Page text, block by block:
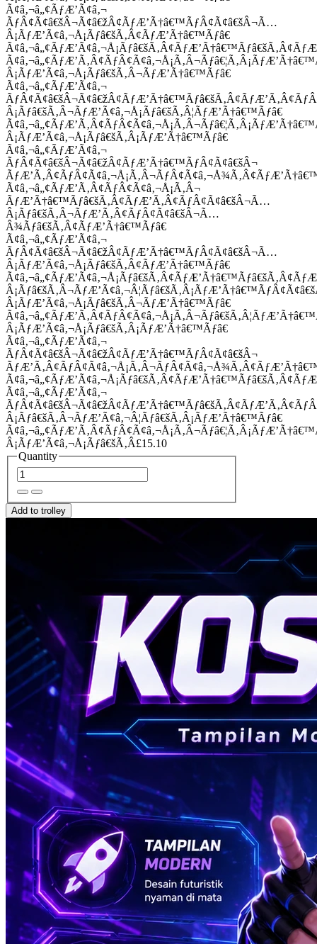
Ã¢â‚¬â„¢ÃƒÆ’Ã¢â‚¬
ÃƒÂ¢Ã¢â€šÂ¬Ã¢â€žÂ¢ÃƒÆ’Ã†â€™ÃƒÂ¢Ã¢â€šÂ¬Ã…
Â¡ÃƒÆ’Ã¢â‚¬Å¡Ãƒâ€šÃ‚Â¢ÃƒÆ’Ã†â€™Ãƒâ€
Â¡ÃƒÆ’Ã¢â‚¬Å¡Ãƒâ€šÃ‚Â¬ÃƒÆ’Ã†â€™Ãƒâ€
Ã¢â‚¬â„¢ÃƒÆ’Ã¢â‚¬
Â¡Ãƒâ€šÃ‚Â¬ÃƒÆ’Ã¢â‚¬Å¡Ãƒâ€šÃ‚Â¦ÃƒÆ’Ã†â€™Ãƒâ€
Â¡ÃƒÆ’Ã¢â‚¬Å¡Ãƒâ€šÃ‚Â¡ÃƒÆ’Ã†â€™Ãƒâ€
Ã¢â‚¬â„¢ÃƒÆ’Ã¢â‚¬
ÃƒÂ¢Ã¢â€šÂ¬Ã¢â€žÂ¢ÃƒÆ’Ã†â€™ÃƒÂ¢Ã¢â€šÂ¬
Ã¢â‚¬â„¢ÃƒÆ’Ã‚Â¢ÃƒÂ¢Ã¢â‚¬Å¡Ã‚Â¬
ÃƒÆ’Ã†â€™Ãƒâ€šÃ‚Â¢ÃƒÆ’Ã‚Â¢ÃƒÂ¢Ã¢â€šÂ¬Ã…
Â¡Ãƒâ€šÃ‚Â¬ÃƒÆ’Ã‚Â¢ÃƒÂ¢Ã¢â€šÂ¬Ã…
Â¾Ãƒâ€šÃ‚Â¢ÃƒÆ’Ã†â€™Ãƒâ€
Ã¢â‚¬â„¢ÃƒÆ’Ã¢â‚¬
ÃƒÂ¢Ã¢â€šÂ¬Ã¢â€žÂ¢ÃƒÆ’Ã†â€™ÃƒÂ¢Ã¢â€šÂ¬Ã…
Â¡ÃƒÆ’Ã¢â‚¬Å¡Ãƒâ€šÃ‚Â¢ÃƒÆ’Ã†â€™Ãƒâ€
Â¡ÃƒÆ’Ã¢â‚¬Å¡Ãƒâ€šÃ‚Â¬ÃƒÆ’Ã†â€™Ãƒâ€
Â¡ÃƒÆ’Ã¢â‚¬Å¡Ãƒâ€šÃ‚Â¡ÃƒÆ’Ã†â€™Ãƒâ€
Ã¢â‚¬â„¢ÃƒÆ’Ã¢â‚¬
ÃƒÂ¢Ã¢â€šÂ¬Ã¢â€žÂ¢ÃƒÆ’Ã†â€™ÃƒÂ¢Ã¢â€šÂ¬
Ã¢â‚¬â„¢ÃƒÆ’Ã¢â‚¬
Â¡Ãƒâ€šÃ‚Â¬ÃƒÆ’Ã¢â‚¬Â¦Ãƒâ€šÃ‚Â¡ÃƒÆ’Ã†â€™Ãƒâ€
Â¡ÃƒÆ’Ã¢â‚¬Å¡Ãƒâ€šÃ‚Â£15.10
Quantity
Add to trolley